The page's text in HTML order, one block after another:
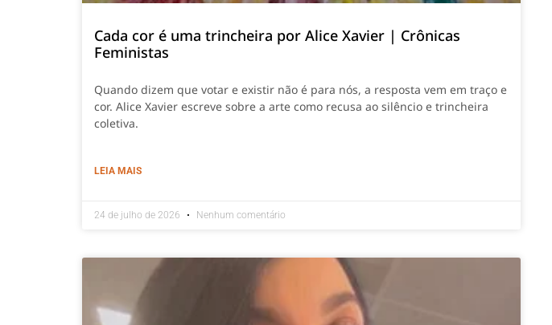
Cada cor é uma trincheira por Alice Xavier | Crônicas
Feministas
Quando dizem que votar e existir não é para nós, a resposta vem em traço e
cor. Alice Xavier escreve sobre a arte como recusa ao silêncio e trincheira
coletiva.
LEIA MAIS
24 de julho de 2026 Nenhum comentário